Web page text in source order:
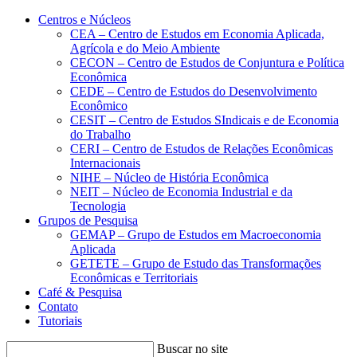
Conteúdo principal Menu principal
Centros e Núcleos
CEA – Centro de Estudos em Economia Aplicada,
Agrícola e do Meio Ambiente
CECON – Centro de Estudos de Conjuntura e Política
Econômica
CEDE – Centro de Estudos do Desenvolvimento
Econômico
CESIT – Centro de Estudos SIndicais e de Economia
do Trabalho
CERI – Centro de Estudos de Relações Econômicas
Internacionais
NIHE – Núcleo de História Econômica
NEIT – Núcleo de Economia Industrial e da
Tecnologia
Grupos de Pesquisa
GEMAP – Grupo de Estudos em Macroeconomia
Aplicada
GETETE – Grupo de Estudo das Transformações
Econômicas e Territoriais
Café & Pesquisa
Contato
Tutoriais
Buscar no site